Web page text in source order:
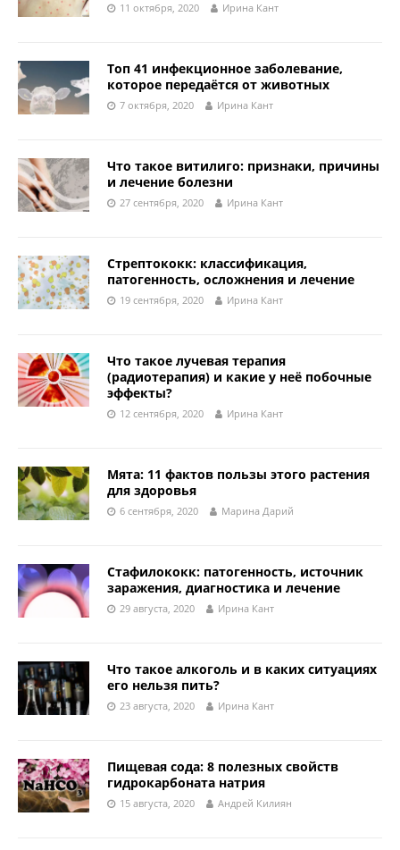
11 октября, 2020 Ирина Кант
Топ 41 инфекционное заболевание,
которое передаётся от животных
7 октября, 2020 Ирина Кант
Что такое витилиго: признаки, причины
и лечение болезни
27 сентября, 2020 Ирина Кант
Стрептококк: классификация,
патогенность, осложнения и лечение
19 сентября, 2020 Ирина Кант
Что такое лучевая терапия
(радиотерапия) и какие у неё побочные
эффекты?
12 сентября, 2020 Ирина Кант
Мята: 11 фактов пользы этого растения
для здоровья
6 сентября, 2020 Марина Дарий
Стафилококк: патогенность, источник
заражения, диагностика и лечение
29 августа, 2020 Ирина Кант
Что такое алкоголь и в каких ситуациях
его нельзя пить?
23 августа, 2020 Ирина Кант
Пищевая сода: 8 полезных свойств
гидрокарбоната натрия
15 августа, 2020 Андрей Килиян